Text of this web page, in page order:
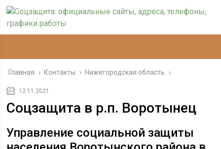
Главная › Контакты › Нижегородская область ›
12.11.2021
Соцзащита в р.п. Воротынец
Управление социальной защиты